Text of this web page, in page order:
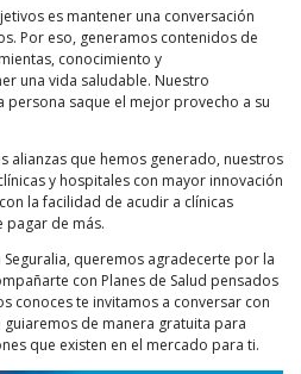
es mantener una conversación
Por eso, generamos contenidos de
conocimiento y
una vida saludable. Nuestro
saque el mejor provecho a su
alianzas que hemos generado, nuestros
y hospitales con mayor innovación
la facilidad de acudir a clínicas
pagar de más.
Seguralia, queremos agradecerte por la
con Planes de Salud pensados
conoces te invitamos a conversar con
de manera gratuita para
que existen en el mercado para ti.